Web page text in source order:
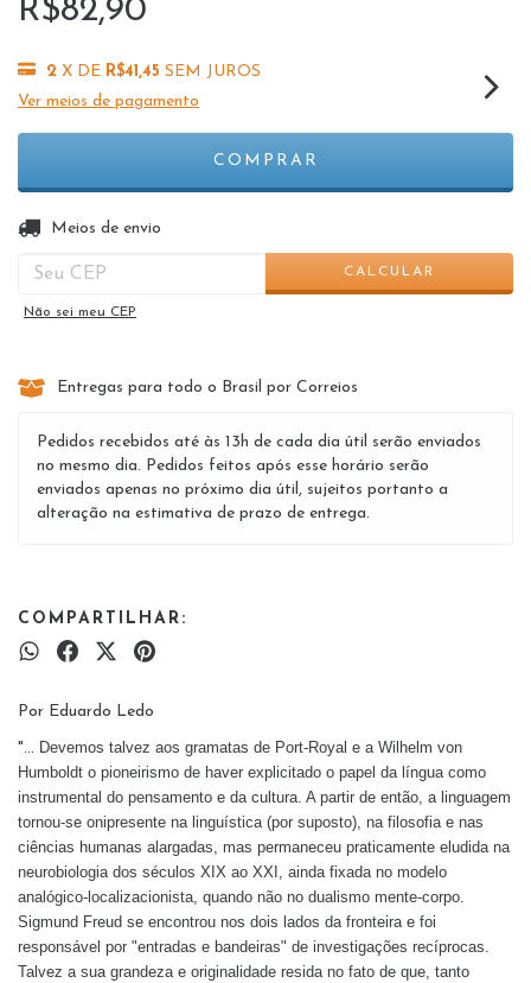
R$82,90
2 X DE R$41,45 SEM JUROS
Ver meios de pagamento
Entregas para o CEP:
Meios de envio
CALCULAR
Não sei meu CEP
Entregas para todo o Brasil por Correios
Pedidos recebidos até às 13h de cada dia útil serão enviados
no mesmo dia. Pedidos feitos após esse horário serão
enviados apenas no próximo dia útil, sujeitos portanto a
alteração na estimativa de prazo de entrega.
COMPARTILHAR:
Por Eduardo Ledo
"... Devemos talvez aos gramatas de Port-Royal e a Wilhelm von
Humboldt o pioneirismo de haver explicitado o papel da língua como
instrumental do pensamento e da cultura. A partir de então, a linguagem
tornou-se onipresente na linguística (por suposto), na filosofia e nas
ciências humanas alargadas, mas permaneceu praticamente eludida na
neurobiologia dos séculos XIX ao XXI, ainda fixada no modelo
analógico-localizacionista, quando não no dualismo mente-corpo.
Sigmund Freud se encontrou nos dois lados da fronteira e foi
responsável por "entradas e bandeiras" de investigações recíprocas.
Talvez a sua grandeza e originalidade resida no fato de que, tanto